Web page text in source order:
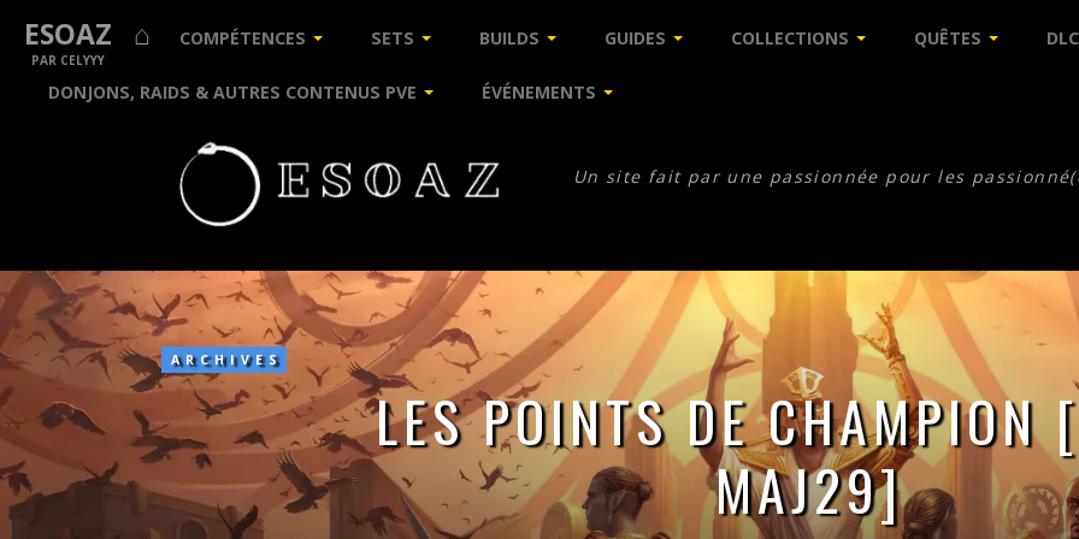
Un site fait par une passionnée pour les
ESOAZ ⌂
PAR CELYYY
COMPÉTENCES SETS BUILDS GUIDES COLLECTIONS QUÊTES
DONJONS, RAIDS & AUTRES CONTENUS PVE ÉVÉNEMENTS
Les
points
de
champion
[avant
MAJ29]
ARCHIVES
LES POINTS DE CHAMPION
MAJ29]